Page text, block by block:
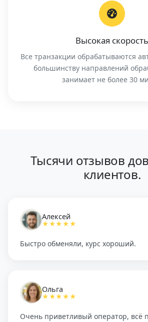
Высокая скорость
Все транзакции обрабатываются
большинству направлений
занимает не более 30
Тысячи отзывов
клиентов.
Алексей
★★★★★
Быстро обменяли, курс хороший.
Ольга
★★★★★
Очень приветливый оператор, всё